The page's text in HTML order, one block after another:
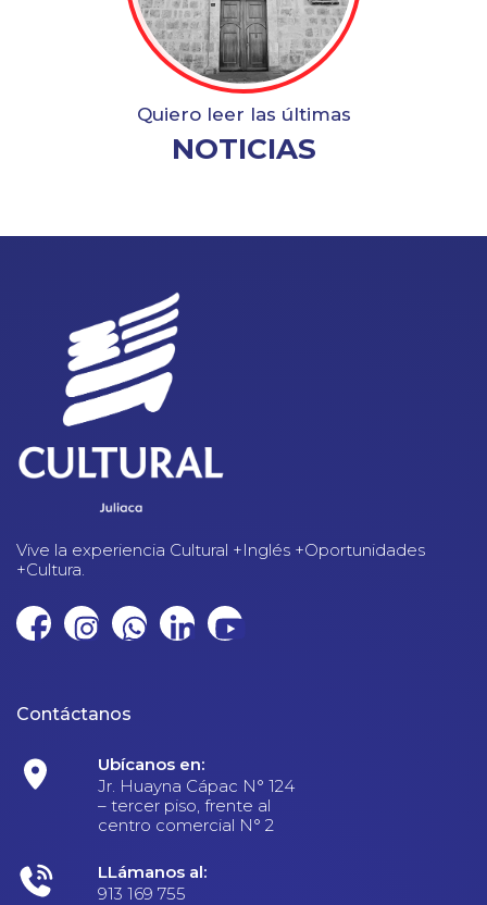
Quiero leer las últimas
NOTICIAS
Vive la experiencia Cultural +Inglés +Oportunidades
+Cultura.
Contáctanos
Ubícanos en:
Jr. Huayna Cápac N° 124
– tercer piso, frente al
centro comercial N° 2
LLámanos al:
913 169 755